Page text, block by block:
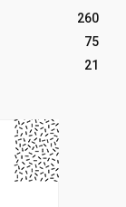
260
75
21